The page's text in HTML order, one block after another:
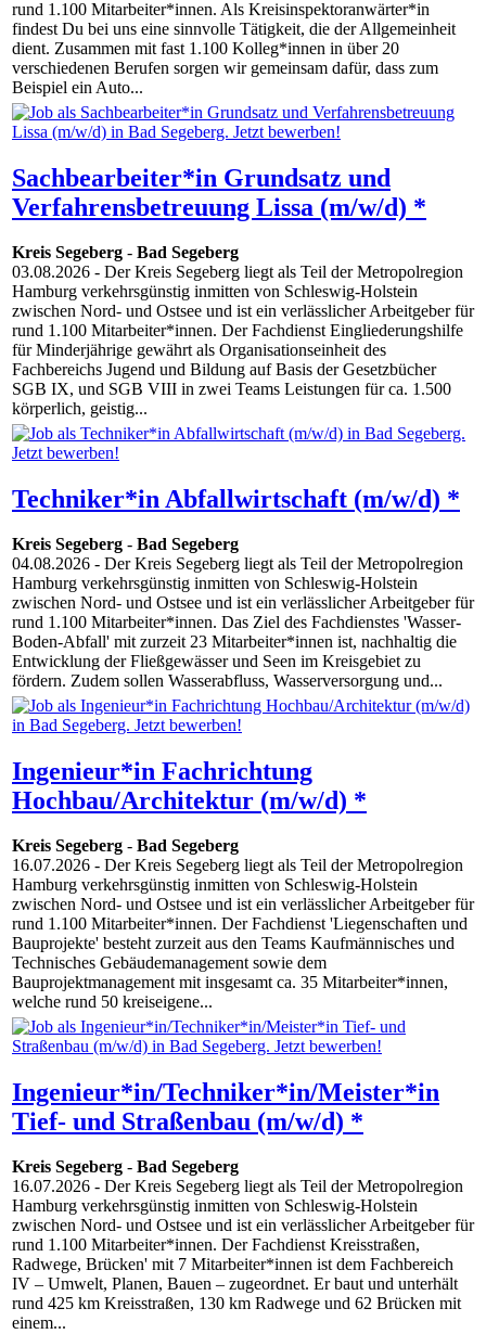
rund 1.100 Mitarbeiter*innen. Als Kreisinspektoranwärter*in
findest Du bei uns eine sinnvolle Tätigkeit, die der Allgemeinheit
dient. Zusammen mit fast 1.100 Kolleg*innen in über 20
verschiedenen Berufen sorgen wir gemeinsam dafür, dass zum
Beispiel ein Auto...
Sachbearbeiter*in Grundsatz und
Verfahrensbetreuung Lissa (m/w/d) *
Kreis Segeberg - Bad Segeberg
03.08.2026 - Der Kreis Segeberg liegt als Teil der Metropolregion
Hamburg verkehrsgünstig inmitten von Schleswig-Holstein
zwischen Nord- und Ostsee und ist ein verlässlicher Arbeitgeber für
rund 1.100 Mitarbeiter*innen. Der Fachdienst Eingliederungshilfe
für Minderjährige gewährt als Organisationseinheit des
Fachbereichs Jugend und Bildung auf Basis der Gesetzbücher
SGB IX, und SGB VIII in zwei Teams Leistungen für ca. 1.500
körperlich, geistig...
Techniker*in Abfallwirtschaft (m/w/d) *
Kreis Segeberg - Bad Segeberg
04.08.2026 - Der Kreis Segeberg liegt als Teil der Metropolregion
Hamburg verkehrsgünstig inmitten von Schleswig-Holstein
zwischen Nord- und Ostsee und ist ein verlässlicher Arbeitgeber für
rund 1.100 Mitarbeiter*innen. Das Ziel des Fachdienstes 'Wasser-
Boden-Abfall' mit zurzeit 23 Mitarbeiter*innen ist, nachhaltig die
Entwicklung der Fließgewässer und Seen im Kreisgebiet zu
fördern. Zudem sollen Wasserabfluss, Wasserversorgung und...
Ingenieur*in Fachrichtung
Hochbau/Architektur (m/w/d) *
Kreis Segeberg - Bad Segeberg
16.07.2026 - Der Kreis Segeberg liegt als Teil der Metropolregion
Hamburg verkehrsgünstig inmitten von Schleswig-Holstein
zwischen Nord- und Ostsee und ist ein verlässlicher Arbeitgeber für
rund 1.100 Mitarbeiter*innen. Der Fachdienst 'Liegenschaften und
Bauprojekte' besteht zurzeit aus den Teams Kaufmännisches und
Technisches Gebäudemanagement sowie dem
Bauprojektmanagement mit insgesamt ca. 35 Mitarbeiter*innen,
welche rund 50 kreiseigene...
Ingenieur*in/Techniker*in/Meister*in
Tief- und Straßenbau (m/w/d) *
Kreis Segeberg - Bad Segeberg
16.07.2026 - Der Kreis Segeberg liegt als Teil der Metropolregion
Hamburg verkehrsgünstig inmitten von Schleswig-Holstein
zwischen Nord- und Ostsee und ist ein verlässlicher Arbeitgeber für
rund 1.100 Mitarbeiter*innen. Der Fachdienst Kreisstraßen,
Radwege, Brücken' mit 7 Mitarbeiter*innen ist dem Fachbereich
IV – Umwelt, Planen, Bauen – zugeordnet. Er baut und unterhält
rund 425 km Kreisstraßen, 130 km Radwege und 62 Brücken mit
einem...